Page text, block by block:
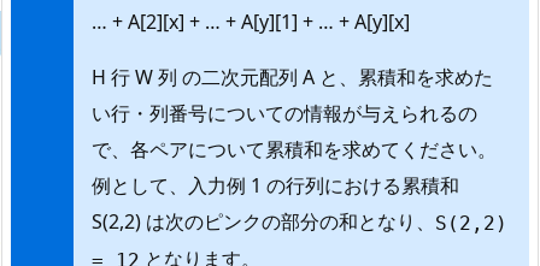
… + A[2][x] + … + A[y][1] + … + A[y][x]
H 行 W 列 の二次元配列 A と、累積和を求めた
い行・列番号についての情報が与えられるの
で、各ペアについて累積和を求めてください。
例として、入力例 1 の行列における累積和
S(2,2) は次のピンクの部分の和となり、
S(2,2)
= 12 となります。